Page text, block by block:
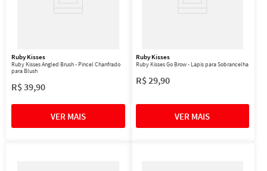
Ruby Kisses
Ruby Kisses Angled Brush - Pincel Chanfrado
para Blush
R$39,90
Ruby Kisses
Ruby Kisses Go Brow - Lápis para Sobrancelha
R$29,90